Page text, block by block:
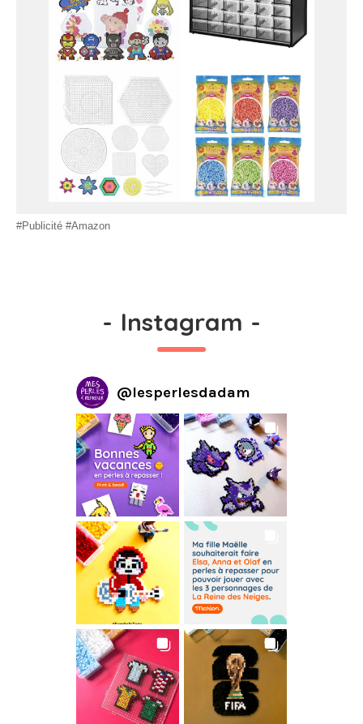
#Publicité #Amazon
- Instagram -
@lesperlesdadam